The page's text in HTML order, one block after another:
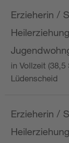
Erzieherin /
in Vollzeit
Lüdenscheid
Erzieherin /